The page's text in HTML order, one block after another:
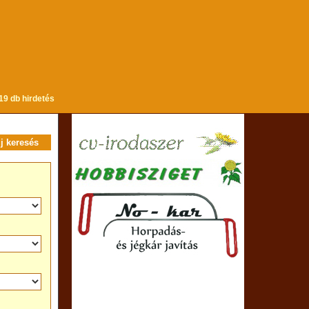
db hirdetés
keresés